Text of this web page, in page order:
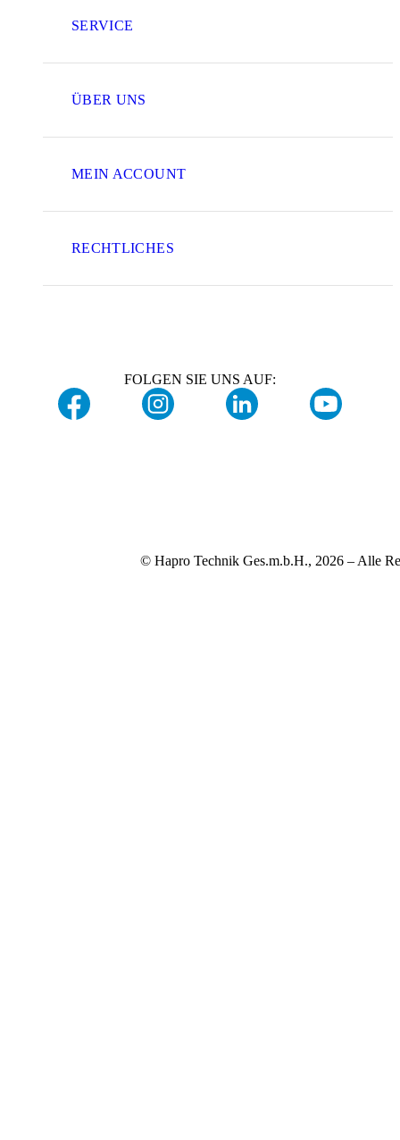
SERVICE
ÜBER UNS
MEIN ACCOUNT
RECHTLICHES
FOLGEN SIE UNS AUF:
© Hapro Technik Ges.m.b.H., 2026 – Alle